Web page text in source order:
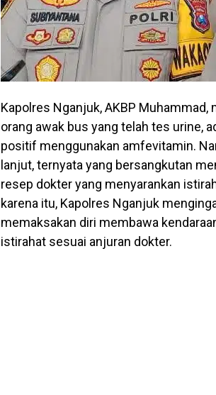
Kapolres Nganjuk, AKBP
orang awak bus yang telah tes urine,
positif menggunakan amfevitamin.
lanjut, ternyata yang bersangkutan
resep dokter yang menyarankan
karena itu, Kapolres Nganjuk
memaksakan diri membawa
istirahat sesuai anjuran dokter.